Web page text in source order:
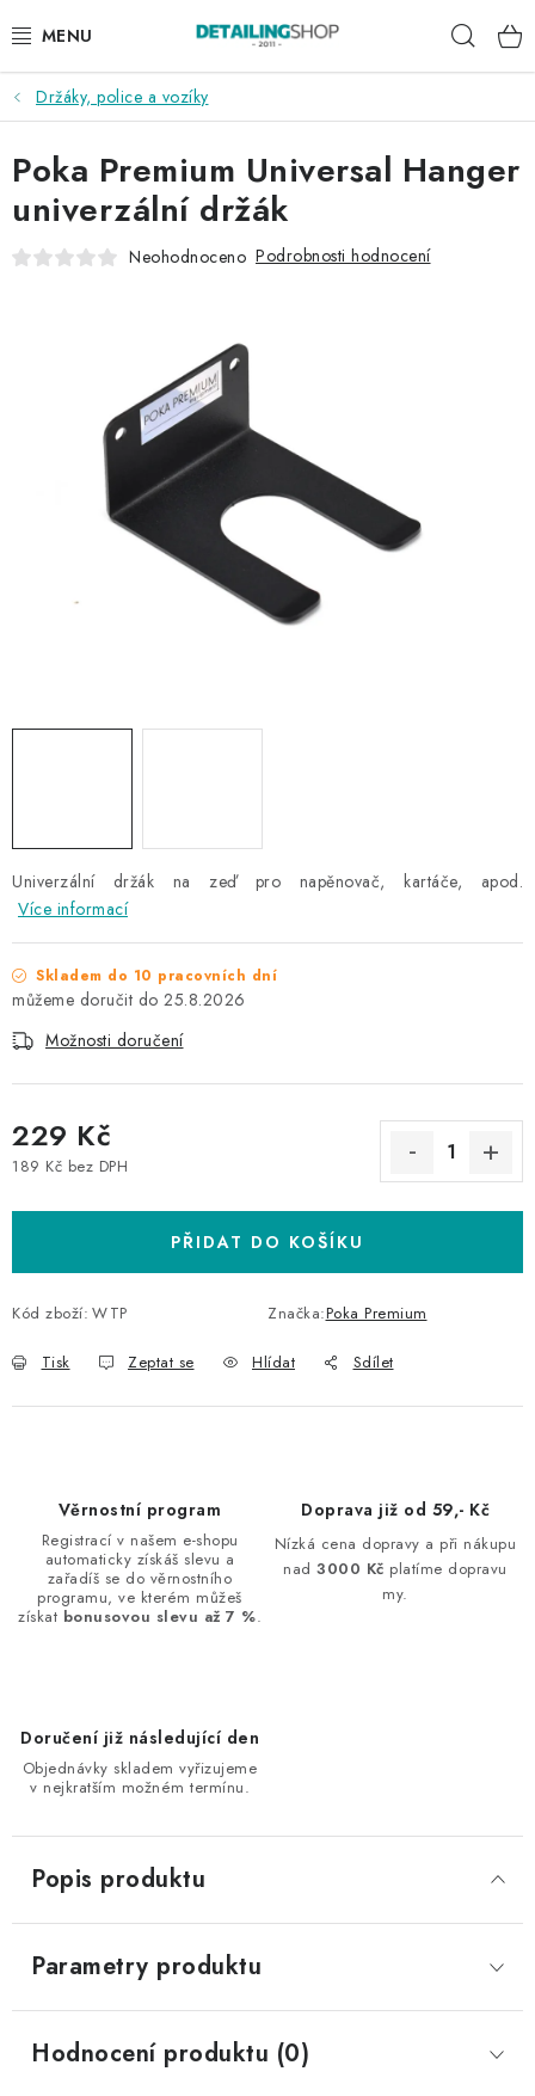
na
AKCE
NOVINKY
EXTERIÉR
DÁRKOVÉ SADY A POUKAZY
NAŠE SLUŽBY
KONTAKTY
BYDLENÍ
Držáky, police a vozíky
Univerzální držák na zeď pro napěnovač, kartáče, apod.
Více informací
Skladem do 10 pracovních dní
25.8.2026
Možnosti doručení
229 Kč
189 Kč bez DPH
PŘIDAT DO KOŠÍKU
Kód zboží: WTP Značka:Poka Premium
Tisk Zeptat se Hlídat Sdílet
Poka Premium Universal Hanger
univerzální držák
Neohodnoceno Podrobnosti hodnocení
Věrnostní program
Registrací v našem e-shopu
automaticky získáš slevu a
zařadíš se do věrnostního
programu, ve kterém můžeš
získat bonusovou slevu až 7 %.
Doprava již od 59,- Kč
Nízká cena dopravy a při nákupu
nad3000 Kč platíme dopravu
my.
Doručení již následující den
Objednávky skladem vyřizujeme
v nejkratším možném termínu.
Popis produktu
Parametry produktu
Hodnocení produktu (0)